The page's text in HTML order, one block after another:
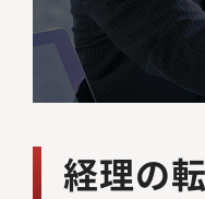
経理の